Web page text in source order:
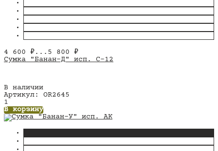
4 600 ₽ ... 5 800 ₽
Сумка "Банан-Д" исп. С-12
В наличии
Артикул: OR2645
1
В корзину